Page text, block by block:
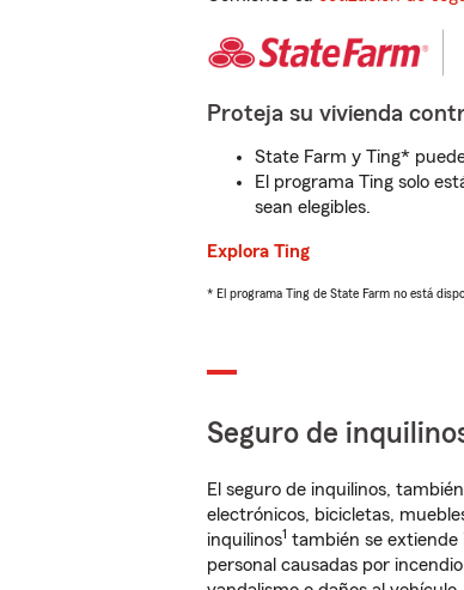
Proteja su vivienda
State Farm y Ting*
El programa Ting solo
sean elegibles.
Explora Ting
* El programa Ting de State Farm no está
Seguro de
El seguro de inquilinos,
electrónicos, bicicletas,
inquilinos1 también se extiende
personal causadas por